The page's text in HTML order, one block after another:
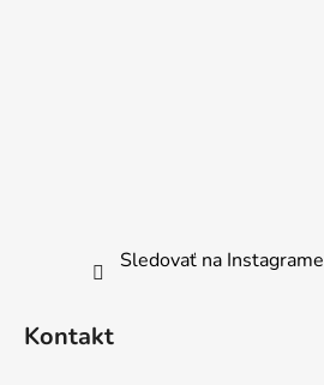
Sledovať na Instagrame
Kontakt